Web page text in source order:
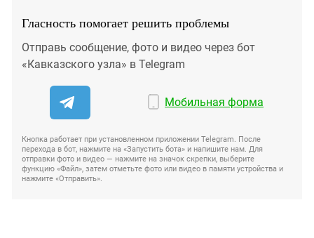
Гласность помогает решить проблемы
Отправь сообщение, фото и видео через бот
«Кавказского узла» в Telegram
Мобильная форма
Кнопка работает при установленном приложении Telegram. После
перехода в бот, нажмите на «Запустить бота» и напишите нам. Для
отправки фото и видео — нажмите на значок скрепки, выберите
функцию «Файл», затем отметьте фото или видео в памяти устройства и
нажмите «Отправить».